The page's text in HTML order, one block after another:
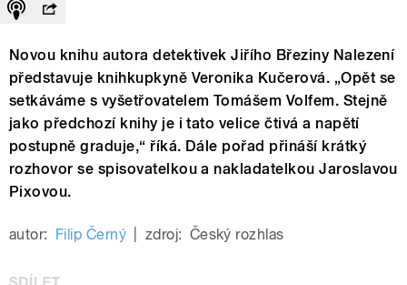
Novou knihu autora detektivek Jiřího Březiny Nalezení
představuje knihkupkyně Veronika Kučerová. „Opět se
setkáváme s vyšetřovatelem Tomášem Volfem. Stejně
jako předchozí knihy je i tato velice čtivá a napětí
postupně graduje,“ říká. Dále pořad přináší krátký
rozhovor se spisovatelkou a nakladatelkou Jaroslavou
Pixovou.
autor: Filip Černý zdroj: Český rozhlas